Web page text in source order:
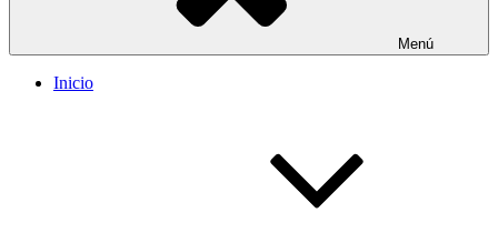
Menú
Inicio